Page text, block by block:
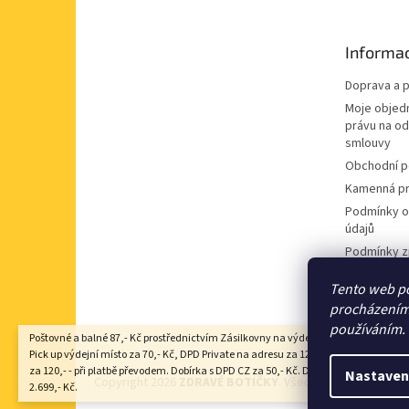
Tento web
používáním.
Poštovné a balné 87,- Kč prostřednictvím Zásilkovny na výdejní místo Z-point, DPD
Pick up výdejní místo za 70,- Kč, DPD Private na adresu za 125,- Kč, Zásilkovna
za 120,- - při platbě převodem. Dobírka s DPD CZ za 50,- Kč. Doprava zdarma nad
2.699,- Kč.
Doprava a
Moje
právu na
smlouvy
Obchodní
Kamenná
Podmínky
údajů
Podmínky
Souhlas
nabídek
Copyright 2026 ZDRAVÉ BOTIČKY. Všechna práva